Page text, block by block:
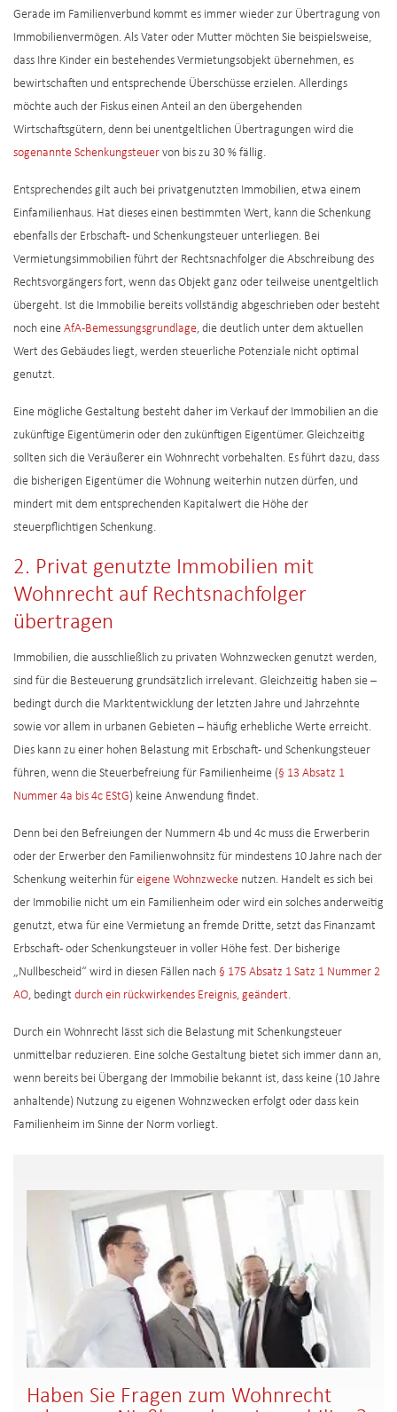
Gerade im Familienverbund kommt es immer wieder zur Übertragung von
Immobilienvermögen. Als Vater oder Mutter möchten Sie beispielsweise,
dass Ihre Kinder ein bestehendes Vermietungsobjekt übernehmen, es
bewirtschaften und entsprechende Überschüsse erzielen. Allerdings
möchte auch der Fiskus einen Anteil an den übergehenden
Wirtschaftsgütern, denn bei unentgeltlichen Übertragungen wird die
sogenannte Schenkungsteuer von bis zu 30 % fällig.
Entsprechendes gilt auch bei privatgenutzten Immobilien, etwa einem
Einfamilienhaus. Hat dieses einen bestimmten Wert, kann die Schenkung
ebenfalls der Erbschaft- und Schenkungsteuer unterliegen. Bei
Vermietungsimmobilien führt der Rechtsnachfolger die Abschreibung des
Rechtsvorgängers fort, wenn das Objekt ganz oder teilweise unentgeltlich
übergeht. Ist die Immobilie bereits vollständig abgeschrieben oder besteht
noch eine AfA-Bemessungsgrundlage, die deutlich unter dem aktuellen
Wert des Gebäudes liegt, werden steuerliche Potenziale nicht optimal
genutzt.
Eine mögliche Gestaltung besteht daher im Verkauf der Immobilien an die
zukünftige Eigentümerin oder den zukünftigen Eigentümer. Gleichzeitig
sollten sich die Veräußerer ein Wohnrecht vorbehalten. Es führt dazu, dass
die bisherigen Eigentümer die Wohnung weiterhin nutzen dürfen, und
mindert mit dem entsprechenden Kapitalwert die Höhe der
steuerpflichtigen Schenkung.
2. Privat genutzte Immobilien mit
Wohnrecht auf Rechtsnachfolger
übertragen
Immobilien, die ausschließlich zu privaten Wohnzwecken genutzt werden,
sind für die Besteuerung grundsätzlich irrelevant. Gleichzeitig haben sie –
bedingt durch die Marktentwicklung der letzten Jahre und Jahrzehnte
sowie vor allem in urbanen Gebieten – häufig erhebliche Werte erreicht.
Dies kann zu einer hohen Belastung mit Erbschaft- und Schenkungsteuer
führen, wenn die Steuerbefreiung für Familienheime (§ 13 Absatz 1
Nummer 4a bis 4c EStG) keine Anwendung findet.
Denn bei den Befreiungen der Nummern 4b und 4c muss die Erwerberin
oder der Erwerber den Familienwohnsitz für mindestens 10 Jahre nach der
Schenkung weiterhin für eigene Wohnzwecke nutzen. Handelt es sich bei
der Immobilie nicht um ein Familienheim oder wird ein solches anderweitig
genutzt, etwa für eine Vermietung an fremde Dritte, setzt das Finanzamt
Erbschaft- oder Schenkungsteuer in voller Höhe fest. Der bisherige
„Nullbescheid“ wird in diesen Fällen nach § 175 Absatz 1 Satz 1 Nummer 2
AO, bedingt durch ein rückwirkendes Ereignis, geändert.
Durch ein Wohnrecht lässt sich die Belastung mit Schenkungsteuer
unmittelbar reduzieren. Eine solche Gestaltung bietet sich immer dann an,
wenn bereits bei Übergang der Immobilie bekannt ist, dass keine (10 Jahre
anhaltende) Nutzung zu eigenen Wohnzwecken erfolgt oder dass kein
Familienheim im Sinne der Norm vorliegt.
Haben Sie Fragen zum Wohnrecht